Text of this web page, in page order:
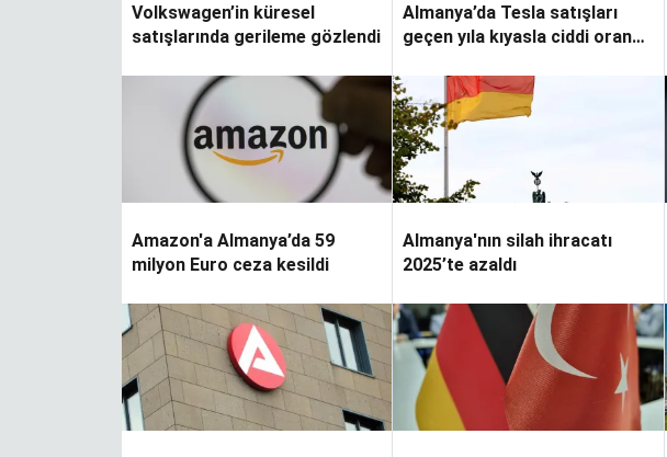
Volkswagen’in küresel
satışlarında gerileme gözlendi
Almanya’da Tesla satışları
geçen yıla kıyasla ciddi oranda
Amazon'a Almanya’da 59
milyon Euro ceza kesildi
Almanya'nın silah ihracatı
2025’te azaldı
Yapraklar terkedince
Fındıkların